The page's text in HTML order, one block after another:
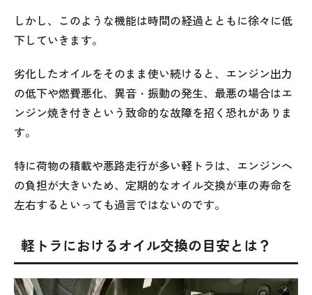
しかし、このような機能は時間の経過とともに徐々に低
下していきます。
劣化したオイルをそのまま使い続けると、エンジン出力
の低下や燃費悪化、異音・振動の発生、最悪の場合はエ
ンジン焼き付きという致命的な故障を招く恐れがありま
す。
特に荷物の積載や悪路走行が多い軽トラは、エンジンへ
の負担が大きいため、定期的なオイル交換が車の寿命を
左右するといっても過言ではないのです。
軽トラにおけるオイル交換の目安とは？